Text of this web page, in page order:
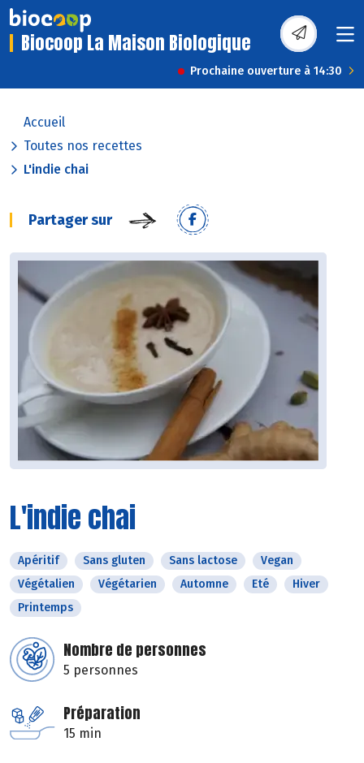
Biocoop La Maison Biologique
Prochaine ouverture à 14:30
Accueil
Toutes nos recettes
L'indie chai
Partager sur
L'indie chai
Apéritif Sans gluten Sans lactose
Vegan
Végétalien
Végétarien Automne Eté
Hiver
Printemps
Nombre de personnes
5 personnes
Préparation
15 min